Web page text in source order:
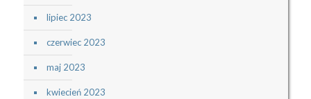
lipiec 2023
czerwiec 2023
maj 2023
kwiecień 2023